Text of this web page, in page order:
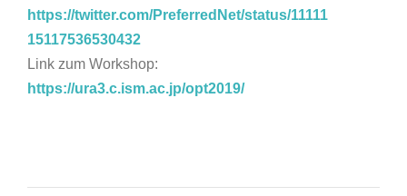
https://twitter.com/PreferredNet/status/11111
15117536530432
Link zum Workshop:
https://ura3.c.ism.ac.jp/opt2019/